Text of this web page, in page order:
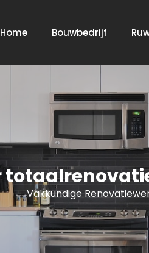
Home Bouwbedrijf
Vakkundige